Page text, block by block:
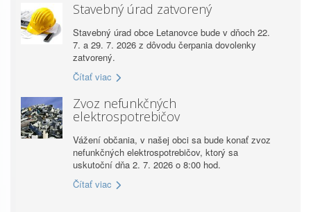
Stavebný úrad zatvorený
Stavebný úrad obce Letanovce bude v dňoch 22.
7. a 29. 7. 2026 z dôvodu čerpania dovolenky
zatvorený.
Čítať viac
Zvoz nefunkčných
elektrospotrebičov
Vážení občania, v našej obci sa bude konať zvoz
nefunkčných elektrospotrebičov, ktorý sa
uskutoční dňa 2. 7. 2026 o 8:00 hod.
Čítať viac